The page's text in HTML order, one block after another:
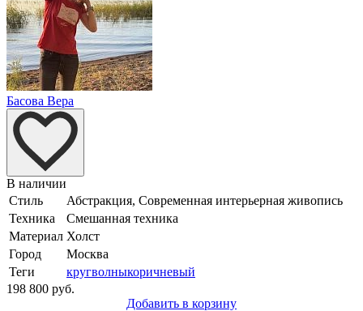
Басова Вера
В наличии
Стиль
Абстракция, Современная интерьерная живопись
Техника
Смешанная техника
Материал Холст
Город
Москва
Теги
кругволныкоричневый
198 800 руб.
Добавить в корзину